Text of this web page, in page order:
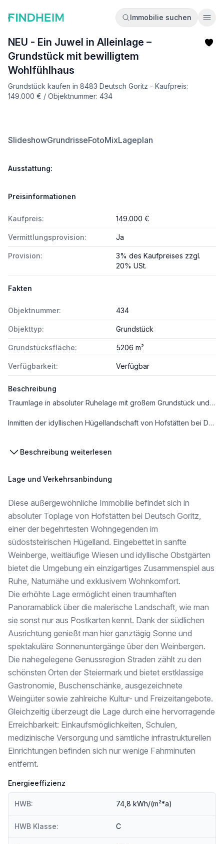
Immobilie suchen
NEU - Ein Juwel in Alleinlage –
Grundstück mit bewilligtem
Wohlfühlhaus
Grundstück kaufen in 8483 Deutsch Goritz - Kaufpreis:
149.000 € / Objektnummer: 434
SlideshowGrundrisseFotoMixLageplan
Ausstattung:
Preisinformationen
Kaufpreis: 149.000 €
Vermittlungsprovision: Ja
Provision:
3% des Kaufpreises zzgl.
20% USt.
Fakten
Objektnummer: 434
Objekttyp: Grundstück
Grundstücksfläche: 5206 m²
Verfügbarkeit: Verfügbar
Beschreibung
Traumlage in absoluter Ruhelage mit großem Grundstück und bewilligter Planung
Inmitten der idyllischen Hügellandschaft von Hofstätten bei Deutsch Goritz erwartet Sie eine einmalige Gelegenheit: Eine Bestandsimmobilie in absoluter Ruhelage, eingebettet in ein beeindruckendes 5.200 m² großes Grundstück (Freiland) – ein Ort, an dem Natur, Weite und Privatsphäre perfekt harmonieren.
Ob als Wohnsitz für Naturliebhaber, als hochwertiger Zweitwohnsitz oder als Ruhepol für Menschen, die das Besondere suchen – diese Immobilie vereint pure Lebensqualität mit einem außergewöhnlichen Grundstück in einer der schönsten Regionen der Südoststeiermark.
Sichern Sie sich dieses seltene Juwel und verwirklichen Sie Ihren Traum vom Wohnen im Grünen in absoluter Allein- und Ruhelage!
Wir weisen darauf hin, dass zwischen dem Vermittler und dem zu vermittelnden Dritten ein familiäres oder wirtschaftliches Naheverhältnis besteht.
Der Vermittler ist als Doppelmakler tätig.
Infrastruktur / Entfernungen
Gesundheit
Arzt <1.500m
Apotheke <9.500m
Kinder & Schulen
Schule <3.000m
Kindergarten <8.000m
Nahversorgung
Supermarkt <3.000m
Bäckerei <9.000m
Sonstige
Bank <3.000m
Geldautomat <3.000m
Post <4.000m
Verkehr
Bahnhof <7.000m
Angaben Entfernung Luftlinie / Quelle: OpenStreetMap
Beschreibung weiterlesen
Lage und Verkehrsanbindung
Diese außergewöhnliche Immobilie befindet sich in
absoluter Toplage von Hofstätten bei Deutsch Goritz,
einer der begehrtesten Wohngegenden im
südoststeirischen Hügelland. Eingebettet in sanfte
Weinberge, weitläufige Wiesen und idyllische Obstgärten
bietet die Umgebung ein einzigartiges Zusammenspiel aus
Ruhe, Naturnähe und exklusivem Wohnkomfort.
Die erhöhte Lage ermöglicht einen traumhaften
Panoramablick über die malerische Landschaft, wie man
sie sonst nur aus Postkarten kennt. Dank der südlichen
Ausrichtung genießt man hier ganztägig Sonne und
spektakuläre Sonnenuntergänge über den Weinbergen.
Die nahegelegene Genussregion Straden zählt zu den
schönsten Orten der Steiermark und bietet erstklassige
Gastronomie, Buschenschänke, ausgezeichnete
Weingüter sowie zahlreiche Kultur- und Freizeitangebote.
Gleichzeitig überzeugt die Lage durch eine hervorragende
Erreichbarkeit: Einkaufsmöglichkeiten, Schulen,
medizinische Versorgung und sämtliche infrastrukturellen
Einrichtungen befinden sich nur wenige Fahrminuten
entfernt.
Energieeffizienz
HWB: 74,8 kWh/(m²*a)
HWB Klasse: C